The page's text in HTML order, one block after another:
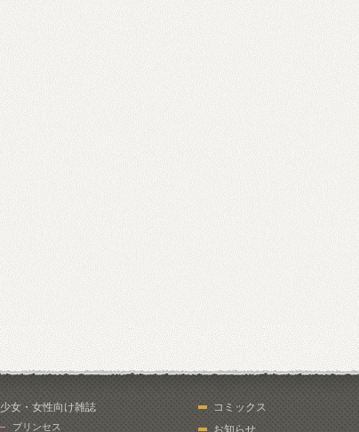
少女・女性向け雑誌
プリンセス
コミックス
お知らせ